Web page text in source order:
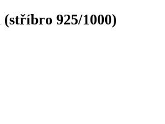
925/1000)